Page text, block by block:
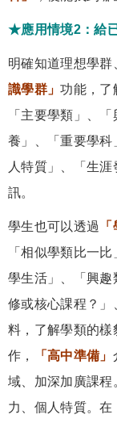
★應用情境2：給
明確知道理想學
識學群」功能，了
「主要學類」、
養」、「重要學科
人特質」、「生
訊。
學生也可以透過
「相似學類比一
學生活」、「興
修或核心課程？」
料，了解學類的樣
作，
「高中準備」
域、加深加廣課程
力、個人特質。在